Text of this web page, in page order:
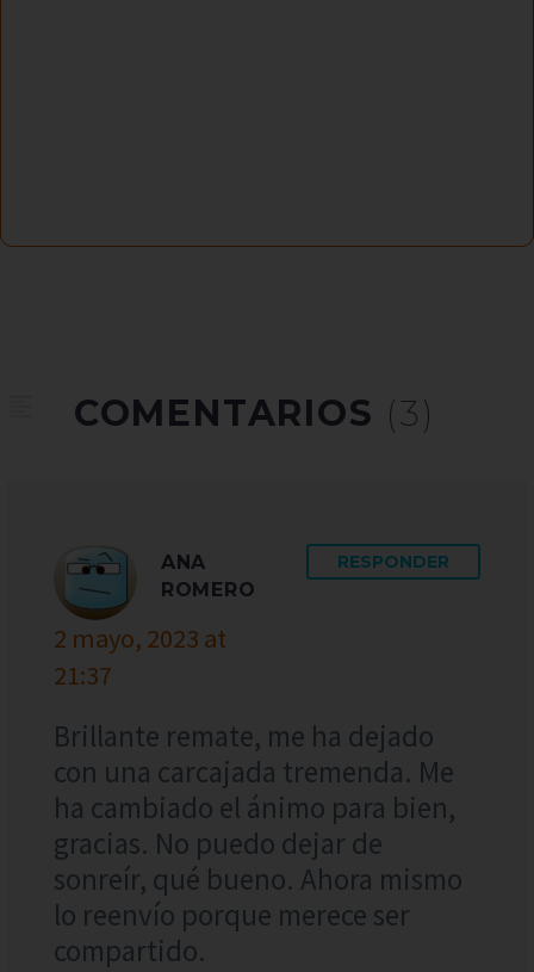
COMENTARIOS (3)
ANA
ROMERO
2 mayo, 2023 at
21:37
RESPONDER
Brillante remate, me ha dejado
con una carcajada tremenda. Me
ha cambiado el ánimo para bien,
gracias. No puedo dejar de
sonreír, qué bueno. Ahora mismo
lo reenvío porque merece ser
compartido.